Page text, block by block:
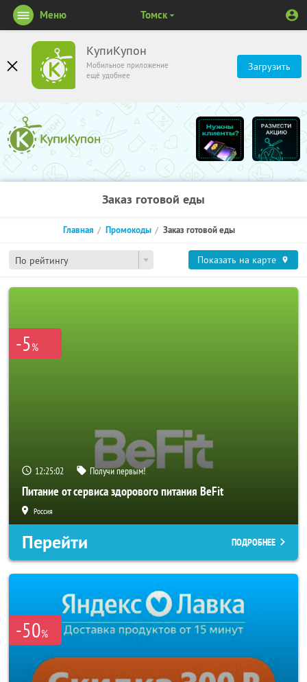
КупиКупон
Мобильное приложение
ещё удобнее
Загрузить
Меню Томск
Заказ готовой еды
По рейтингу
Главная Промокоды Заказ готовой еды
Показать на карте
-5%
12:25:01 Получи первым!
Питание от сервиса здорового питания BeFit
Россия
Перейти ПОДРОБНЕЕ
-50%